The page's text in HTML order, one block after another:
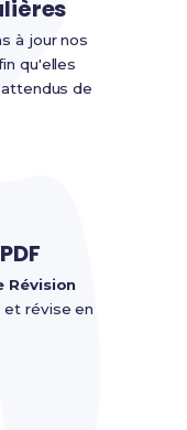
à jour nos
qu'elles
de
Révision
et révise en